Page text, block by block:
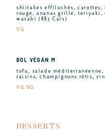
shiitakes effilochés, carottes,
rouge, ananas grillé, teriyaki,
wasabi (885 Cals)
VG
BOL VÉGAN M
tofu, salade
raisins, champignons rôtis,
VG SG
DESSERTS